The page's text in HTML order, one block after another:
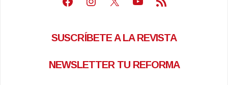
SUSCRÍBETE A LA REVISTA
NEWSLETTER TU REFORMA